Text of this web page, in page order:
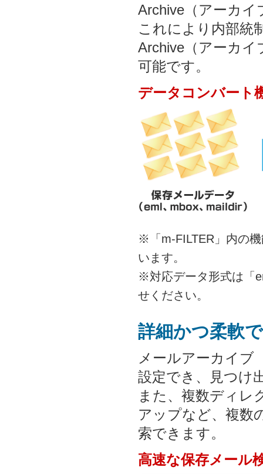
Archive（アーカ
これにより内部統
Archive（アーカイ
可能です。
データコンバート
※「m-FILTER」内の
います。
※対応データ形式は「
せください。
詳細かつ柔軟
メールアーカイブ
設定でき、見つけ
また、複数ディレ
アップなど、複数
索できます。
高速な保存メール